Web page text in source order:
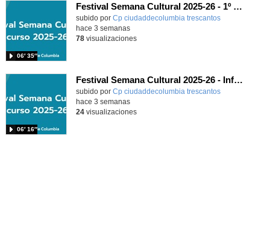
Festival Semana Cultural 2025-26 - 1º Primaria
subido por Cp ciudaddecolumbia trescantos
06′ 35″
-
hace 3 semanas
78visualizaciones
Festival Semana Cultural 2025-26 - Infantil
subido por Cp ciudaddecolumbia trescantos
06′ 16″
-
hace 3 semanas
24visualizaciones